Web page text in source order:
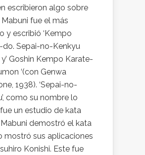
escribieron algo sobre
Mabuni fue el más
y escribió ‘Kempo
do. Sepai-no-Kenkyu
y’ Goshin Kempo Karate-
‘(con Genwa
1938). ‘Sepai-no-
como su nombre lo
un estudio de kata
Mabuni demostró el kata
mostró sus aplicaciones
Konishi. Este fue